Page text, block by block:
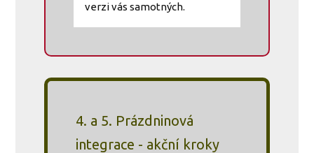
verzi vás samotných.
4. a 5. Prázdninová
integrace - akční kroky